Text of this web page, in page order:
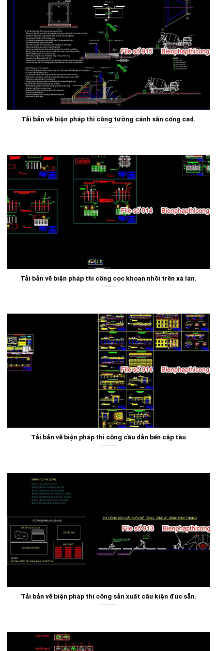
Tải bản vẽ biện pháp thi công tường cánh sân cống cad.
Tải bản vẽ biện pháp thi công cọc khoan nhồi trên xà lan.
Tải bản vẽ biện pháp thi công cầu dẫn bến cập tàu
Tải bản vẽ biện pháp thi công sản xuất cấu kiện đúc sẵn.